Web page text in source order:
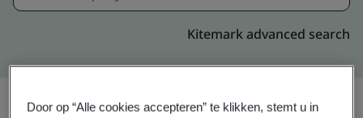
Kitemark advanced search
Door op “Alle cookies accepteren” te klikken, stemt u in